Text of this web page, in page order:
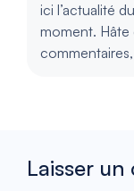
ici l’actualité
moment. Hâte
Laisser